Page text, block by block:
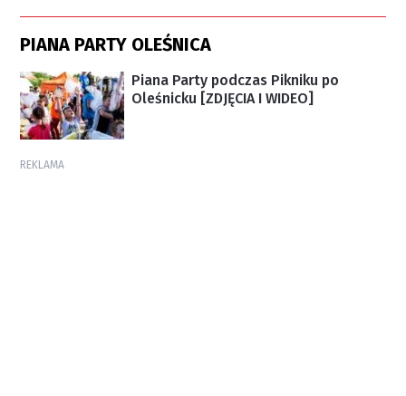
PIANA PARTY OLEŚNICA
Piana Party podczas Pikniku po
Oleśnicku [ZDJĘCIA I WIDEO]
REKLAMA